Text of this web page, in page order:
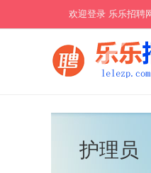
欢迎登录 乐乐招聘
护理员